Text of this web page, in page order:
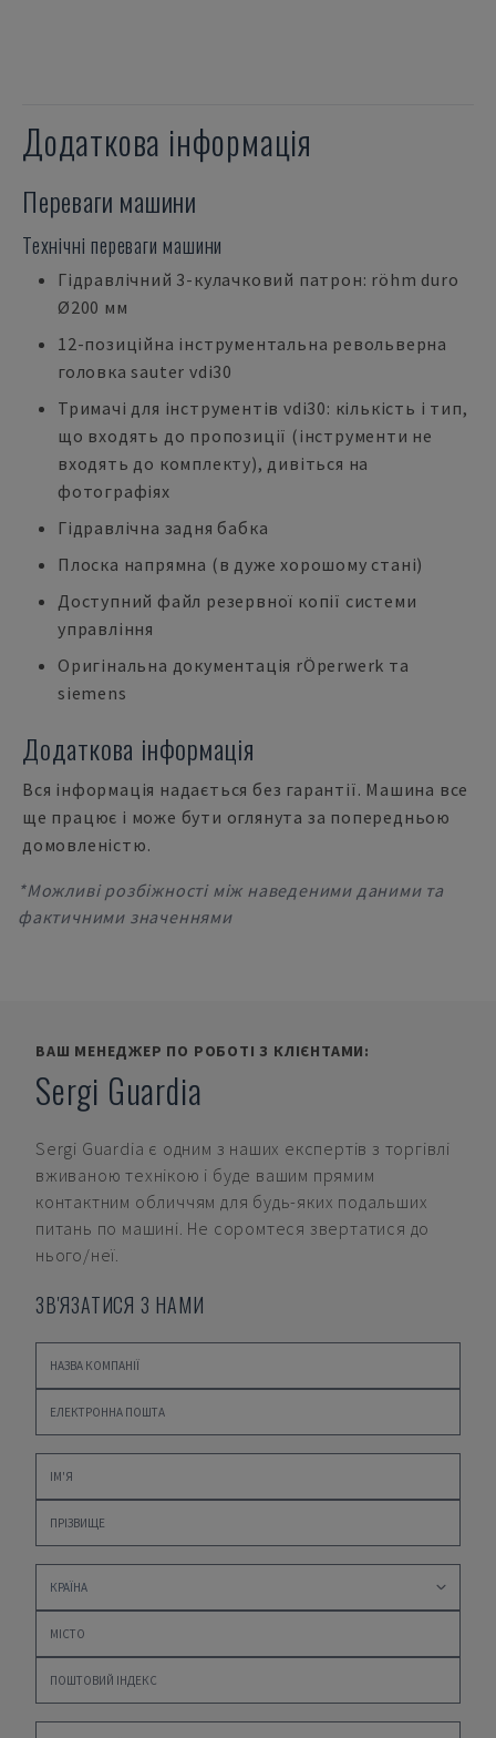
Додаткова інформація
Переваги машини
Технічні переваги машини
Гідравлічний 3-кулачковий патрон: röhm duro
Ø200 мм
12-позиційна інструментальна револьверна
головка sauter vdi30
Тримачі для інструментів vdi30: кількість і тип,
що входять до пропозиції (інструменти не
входять до комплекту), дивіться на
фотографіях
Гідравлічна задня бабка
Плоска напрямна (в дуже хорошому стані)
Доступний файл резервної копії системи
управління
Оригінальна документація rÖperwerk та
siemens
Додаткова інформація
Вся інформація надається без гарантії. Машина все
ще працює і може бути оглянута за попередньою
домовленістю.
*Можливі розбіжності між наведеними даними та
фактичними значеннями
ВАШ МЕНЕДЖЕР ПО РОБОТІ З КЛІЄНТАМИ:
Sergi Guardia
Sergi Guardia є одним з наших експертів з торгівлі
вживаною технікою і буде вашим прямим
контактним обличчям для будь-яких подальших
питань по машині. Не соромтеся звертатися до
нього/неї.
ЗВ'ЯЗАТИСЯ З НАМИ